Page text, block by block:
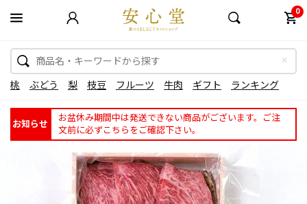
0
桃 ぶどう 梨 枝豆 フルーツ 牛肉 ギフト ランキング
お知らせ
お盆休み期間中は発送できない商品がございます。ご注
文前に必ずこちらをご確認下さい。